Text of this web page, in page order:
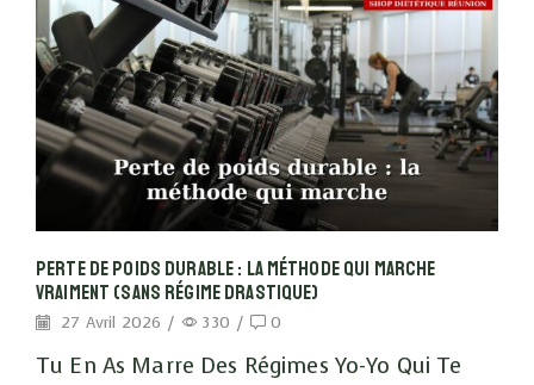
Perte De Poids Durable : La Méthode Qui Marche
Vraiment (sans Régime Drastique)
27 Avril 2026 / 330 / 0
Tu En As Marre Des Régimes Yo-Yo Qui Te